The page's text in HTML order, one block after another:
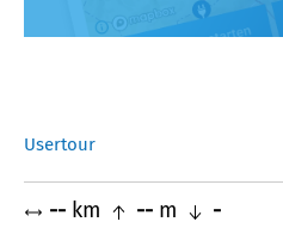
Usertour
-- km -- m
-